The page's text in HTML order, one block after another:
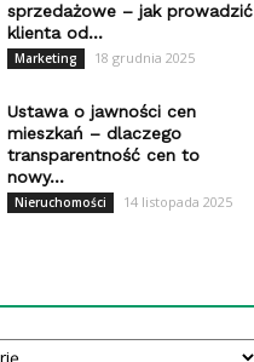
sprzedażowe – jak prowadzić
klienta od...
Marketing 18 grudnia 2025
Ustawa o jawności cen
mieszkań – dlaczego
transparentność cen to
nowy...
Nieruchomości 14 listopada 2025